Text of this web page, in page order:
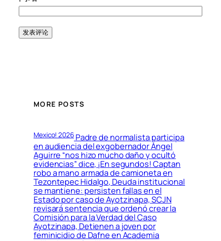
MORE POSTS
Mexico! 2026Padre de normalista participa
en audiencia del exgobernador Ángel
Aguirre “nos hizo mucho daño y ocultó
evidencias” dice, ¡En segundos! Captan
robo a mano armada de camioneta en
Tezontepec Hidalgo, Deuda institucional
se mantiene: persisten fallas en el
Estado por caso de Ayotzinapa, SCJN
revisará sentencia que ordenó crear la
Comisión para la Verdad del Caso
Ayotzinapa, Detienen a joven por
feminicidio de Dafne en Academia